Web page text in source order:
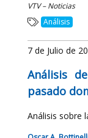
VTV – Noticias
Análisis
7 de Julio de
Análisis
pasado
Análisis sobre